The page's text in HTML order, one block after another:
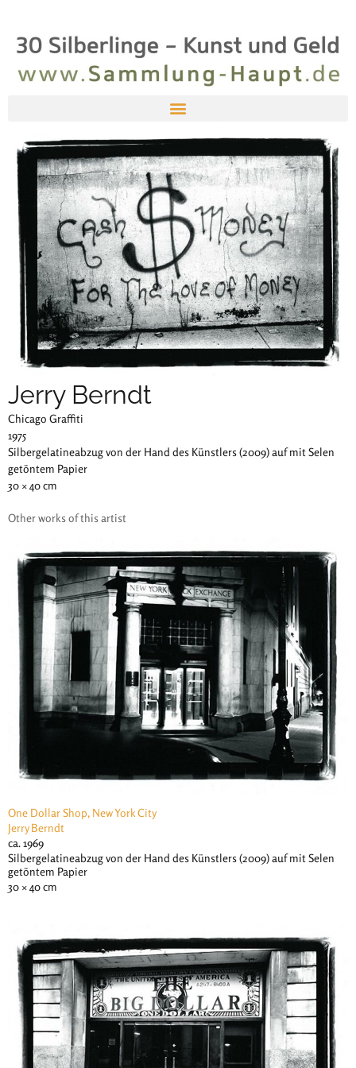
Jerry Berndt
Chicago Graffiti
1975
Silbergelatineabzug von der Hand des Künstlers (2009) auf mit Selen
getöntem Papier
30 × 40 cm
Other works of this artist
One Dollar Shop, New York City
Jerry Berndt
ca. 1969
Silbergelatineabzug von der Hand des Künstlers (2009) auf mit Selen
getöntem Papier
30 × 40 cm